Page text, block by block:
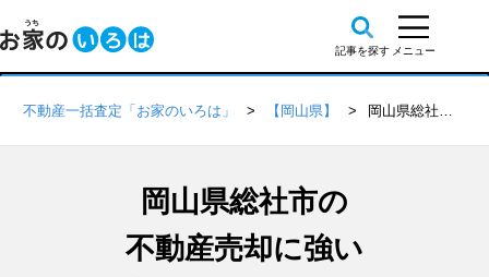
不動産一括査定「お家のいろは」 【岡山県】 岡山県総社市の不動産会社 口コミ・評判一覧
岡山県総社市の
不動産売却に強い